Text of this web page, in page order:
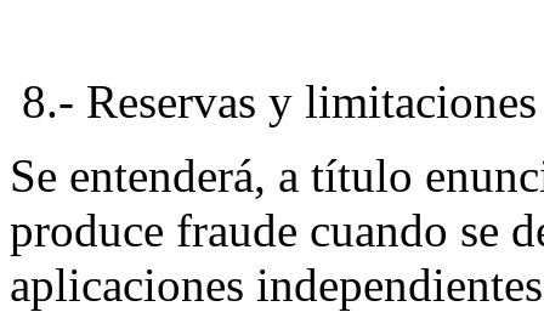
8.- Reservas y limitaciones
Se entenderá, a título
produce fraude cuando se
aplicaciones